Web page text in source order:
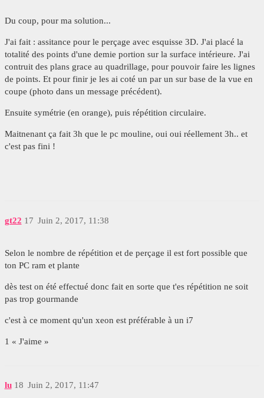
Du coup, pour ma solution...
J'ai fait : assitance pour le perçage avec esquisse 3D. J'ai placé la
totalité des points d'une demie portion sur la surface intérieure. J'ai
contruit des plans grace au quadrillage, pour pouvoir faire les lignes
de points. Et pour finir je les ai coté un par un sur base de la vue en
coupe (photo dans un message précédent).
Ensuite symétrie (en orange), puis répétition circulaire.
Maitnenant ça fait 3h que le pc mouline, oui oui réellement 3h.. et
c'est pas fini !
gt22 Juin 2, 2017, 11:38
17
Selon le nombre de répétition et de perçage il est fort possible que
ton PC ram et plante
dès test on été effectué donc fait en sorte que t'es répétition ne soit
pas trop gourmande
c'est à ce moment qu'un xeon est préférable à un i7
1 « J'aime »
lu Juin 2, 2017, 11:47
18